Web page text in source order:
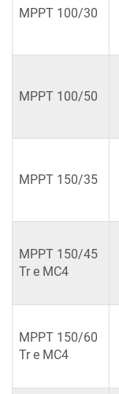
MPPT 100/30
MPPT 100/50
MPPT 150/35
MPPT 150/45
Tr e MC4
MPPT 150/60
Tr e MC4